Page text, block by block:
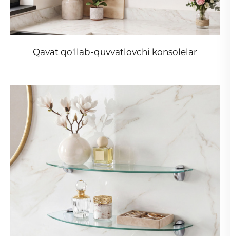
Qavat qo'llab-quvvatlovchi konsolelar